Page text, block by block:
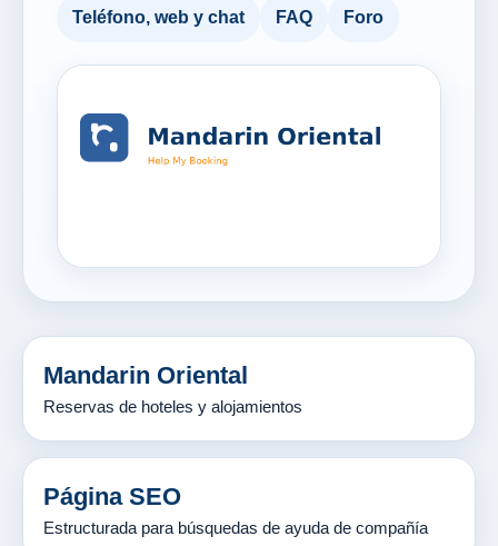
Teléfono, web y chat FAQ Foro
Mandarin Oriental
Reservas de hoteles y alojamientos
Página SEO
Estructurada para búsquedas de ayuda de compañía